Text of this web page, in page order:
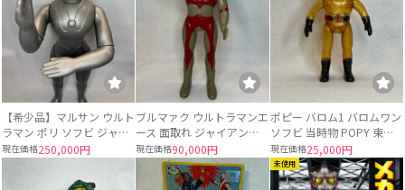
【希少品】マルサン ウルト
ラマン ポリ ソフビ ジャイ
アントサイズ 当時物 約
現在価格250,000円
ブルマァク ウルトラマンエ
ース 面取れ ジャイアント
サイズ ソフビ
現在価格90,000円
ポピー バロム1 バロムワン
ソフビ 当時物 POPY 東映
スケルトン
現在価格25,000円
未使用